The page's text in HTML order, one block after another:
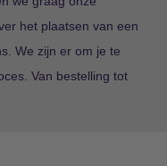
het plaatsen van een
We zijn er om je te
Van bestelling tot